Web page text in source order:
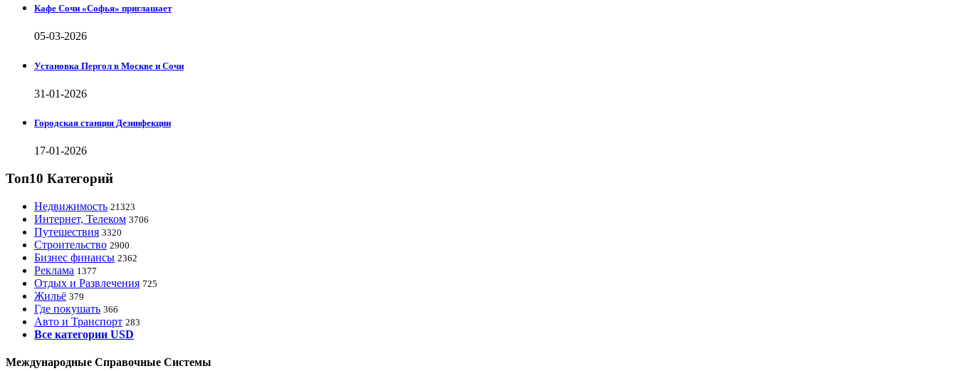
Кафе Сочи «Софья» приглашает
05-03-2026
Установка Пергол в Москве и Сочи
31-01-2026
Городская станция Дезинфекции
17-01-2026
Топ10 Категорий
Недвижимость 21323
Интернет, Телеком 3706
Путешествия 3320
Строительство 2900
Бизнес финансы 2362
Реклама 1377
Отдых и Развлечения 725
Жильё 379
Где покушать 366
Авто и Транспорт 283
Все категории USD
Международные Справочные Системы